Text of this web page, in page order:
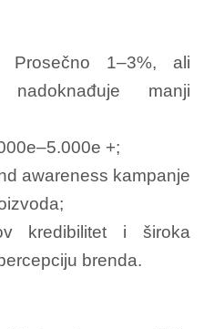
Prosečno 1–3%, ali
manji
+;
awareness kampanje
kredibilitet i široka
brenda.